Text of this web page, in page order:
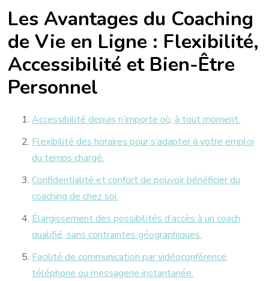
Les Avantages du Coaching
de Vie en Ligne : Flexibilité,
Accessibilité et Bien-Être
Personnel
Accessibilité depuis n’importe où, à tout moment.
Flexibilité des horaires pour s’adapter à votre emploi
du temps chargé.
Confidentialité et confort de pouvoir bénéficier du
coaching de chez soi.
Élargissement des possibilités d’accès à un coach
qualifié, sans contraintes géographiques.
Facilité de communication par vidéoconférence,
téléphone ou messagerie instantanée.